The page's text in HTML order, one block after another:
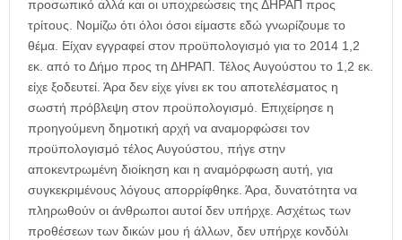
προσωπικό αλλά και οι υποχρεώσεις της ΔΗΡΑΠ προς
τρίτους. Νομίζω ότι όλοι όσοι είμαστε εδώ γνωρίζουμε το
θέμα. Είχαν εγγραφεί στον προϋπολογισμό για το 2014 1,2
εκ. από το Δήμο προς τη ΔΗΡΑΠ. Τέλος Αυγούστου το 1,2 εκ.
είχε ξοδευτεί. Άρα δεν είχε γίνει εκ του αποτελέσματος η
σωστή πρόβλεψη στον προϋπολογισμό. Επιχείρησε η
προηγούμενη δημοτική αρχή να αναμορφώσει τον
προϋπολογισμό τέλος Αυγούστου, πήγε στην
αποκεντρωμένη διοίκηση και η αναμόρφωση αυτή, για
συγκεκριμένους λόγους απορρίφθηκε. Άρα, δυνατότητα να
πληρωθούν οι άνθρωποι αυτοί δεν υπήρχε. Ασχέτως των
προθέσεων των δικών μου ή άλλων, δεν υπήρχε κονδύλι